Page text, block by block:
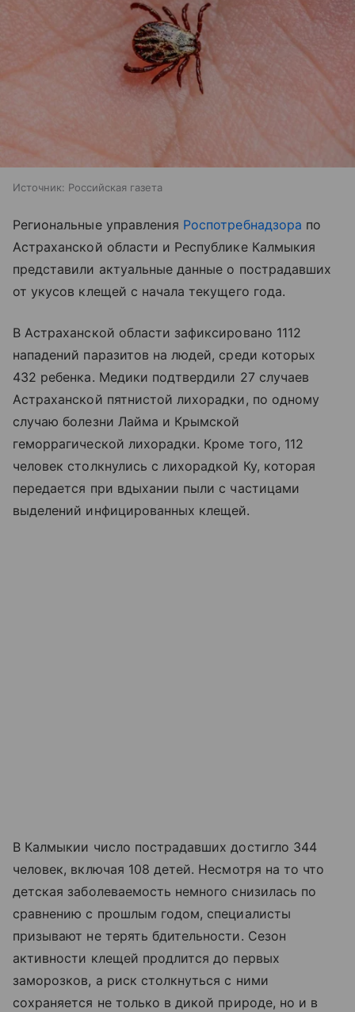
Источник: Российская газета
Региональные управления Роспотребнадзора по
Астраханской области и Республике Калмыкия
представили актуальные данные о пострадавших
от укусов клещей с начала текущего года.
В Астраханской области зафиксировано 1112
нападений паразитов на людей, среди которых
432 ребенка. Медики подтвердили 27 случаев
Астраханской пятнистой лихорадки, по одному
случаю болезни Лайма и Крымской
геморрагической лихорадки. Кроме того, 112
человек столкнулись с лихорадкой Ку, которая
передается при вдыхании пыли с частицами
выделений инфицированных клещей.
В Калмыкии число пострадавших достигло 344
человек, включая 108 детей. Несмотря на то что
детская заболеваемость немного снизилась по
сравнению с прошлым годом, специалисты
призывают не терять бдительности. Сезон
активности клещей продлится до первых
заморозков, а риск столкнуться с ними
сохраняется не только в дикой природе, но и в